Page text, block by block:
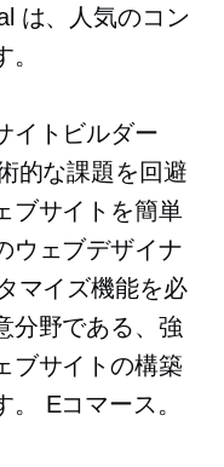
は、人気のコン
イトビルダー
的な課題を回避
ブサイトを簡単
ウェブデザイナ
マイズ機能を必
分野である、強
ブサイトの構築
。 Eコマース。